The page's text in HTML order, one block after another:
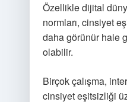
Özellikle dijital
normları, cinsiyet
daha görünür hale
olabilir.
Birçok çalışma,
cinsiyet eşitsizliği